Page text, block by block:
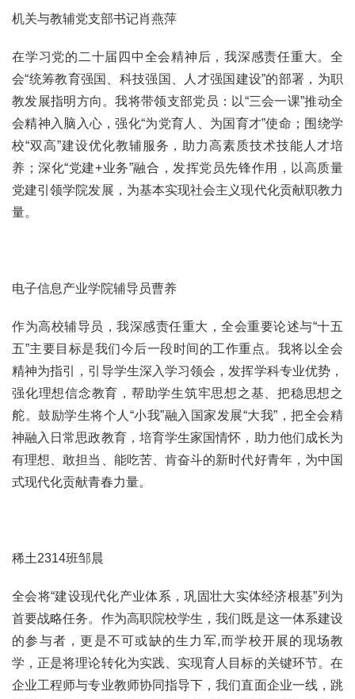
机关与教辅党支部书记肖燕萍
在学习党的二十届四中全会精神后，我深感责任重大。全
会“统筹教育强国、科技强国、人才强国建设”的部署，为职
教发展指明方向。我将带领支部党员：以“三会一课”推动全
会精神入脑入心，强化“为党育人、为国育才”使命；围绕学
校“双高”建设优化教辅服务，助力高素质技术技能人才培
养；深化“党建+业务”融合，发挥党员先锋作用，以高质量
党建引领学院发展，为基本实现社会主义现代化贡献职教力
量。
电子信息产业学院辅导员曹养
作为高校辅导员，我深感责任重大，全会重要论述与“十五
五”主要目标是我们今后一段时间的工作重点。我将以全会
精神为指引，引导学生深入学习领会，发挥学科专业优势，
强化理想信念教育，帮助学生筑牢思想之基、把稳思想之
舵。鼓励学生将个人“小我”融入国家发展“大我”，把全会精
神融入日常思政教育，培育学生家国情怀，助力他们成长为
有理想、敢担当、能吃苦、肯奋斗的新时代好青年，为中国
式现代化贡献青春力量。
稀土2314班邹晨
全会将“建设现代化产业体系，巩固壮大实体经济根基”列为
首要战略任务。作为高职院校学生，我们既是这一体系建设
的参与者，更是不可或缺的生力军,而学校开展的现场教
学，正是将理论转化为实践、实现育人目标的关键环节。在
企业工程师与专业教师协同指导下，我们直面企业一线，跳